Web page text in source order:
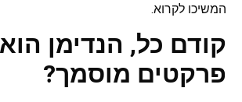
המשיכו לקרוא.
קודם כל, הנדימן
פרקטים מוסמך?